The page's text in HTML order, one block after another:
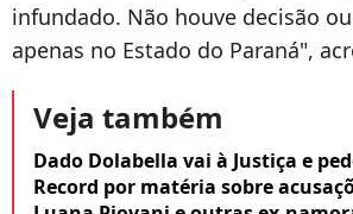
infundado. Não houve decisão
apenas no Estado do Paraná",
Veja também
Dado Dolabella vai à Justiça e
Record por matéria sobre